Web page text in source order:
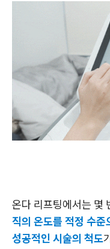
온다 리프팅에서는 몇
직의 온도를 적정 수
성공적인 시술의 척도